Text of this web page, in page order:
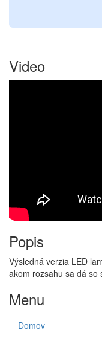
Video
Popis
Výsledná verzia LED
akom rozsahu sa dá so
Menu
Domov